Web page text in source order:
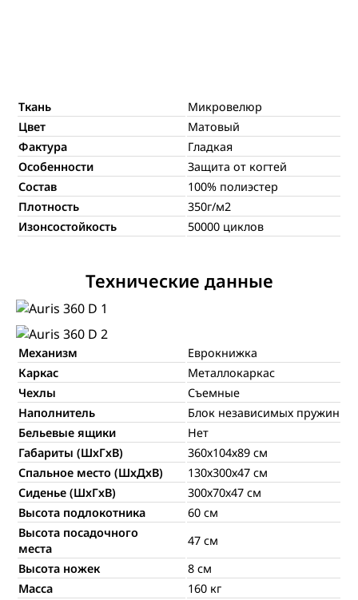
Ткань
Микровелюр
Цвет
Матовый
Фактура
Гладкая
Особенности
Защита от когтей
Состав
100% полиэстер
Плотность
350г/м2
Изонсостойкость
50000 циклов
Технические данные
Механизм
Еврокнижка
Каркас
Металлокаркас
Чехлы
Съемные
Наполнитель
Блок независимых пружин
Бельевые ящики
Нет
Габариты (ШхГхВ)
360х104х89 см
Спальное место (ШхДхВ)
130х300х47 см
Сиденье (ШхГхВ)
300х70х47 см
Высота подлокотника
60 см
Высота посадочного
места
47 см
Высота ножек
8 см
Масса
160 кг